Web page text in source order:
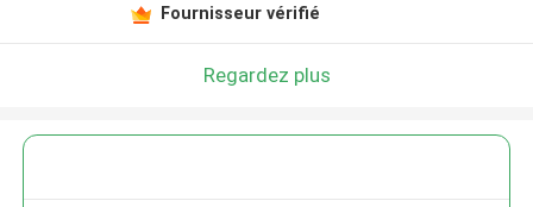
Fournisseur vérifié
Regardez plus